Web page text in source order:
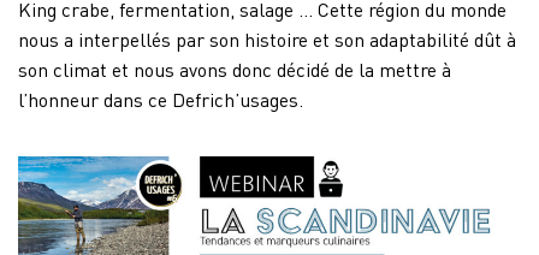
King crabe, fermentation, salage … Cette région du monde
nous a interpellés par son histoire et son adaptabilité dût à
son climat et nous avons donc décidé de la mettre à
l’honneur dans ce Defrich’usages.